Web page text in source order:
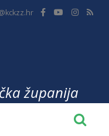
županija